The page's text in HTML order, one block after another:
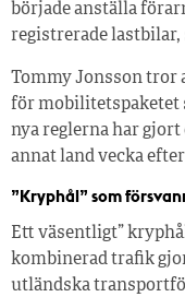
började anställa
registrerade lastbilar,
Tommy Jonsson tror
för mobilitetspaketet
nya reglerna har
annat land vecka
”Kryphål” som
Ett väsentligt”
kombinerad trafik
utländska